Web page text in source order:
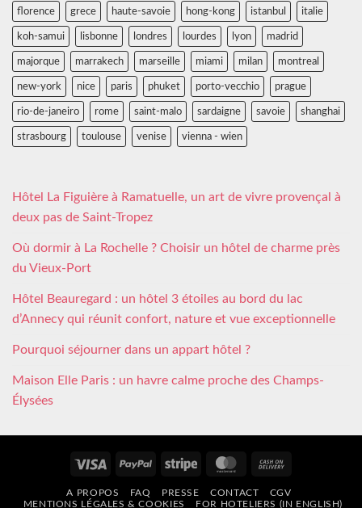
florence grece haute-savoie hong-kong istanbul italie
koh-samui lisbonne londres lourdes lyon madrid
majorque marrakech marseille miami milan montreal
new-york nice paris phuket porto-vecchio prague
rio-de-janeiro rome saint-malo sardaigne savoie shanghai
strasbourg toulouse venise vienna - wien
Hôtel La Figuière à Ramatuelle, un art de vivre provençal à
deux pas de Saint-Tropez
Où dormir à La Rochelle ? Choisir un hôtel de charme près
du Vieux-Port
Hôtel Beauregard : un hôtel 3 étoiles au bord du lac
d’Annecy qui réunit confort, nature et vue exceptionnelle
Pourquoi séjourner dans un appart hôtel ?
Maison Elle Paris : un havre calme proche des Champs-
Élysées
Visa PayPal Stripe MasterCard
Delivery
A PROPOS FAQ PRESSE CONTACT
CGV
MENTIONS LÉGALES & COOKIES
FOR HOTELIERS (IN ENGLISH)